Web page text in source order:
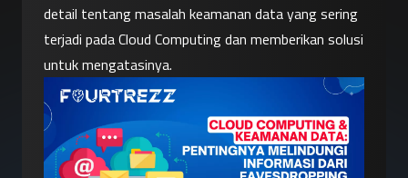
detail tentang masalah keamanan data yang sering
terjadi pada Cloud Computing dan memberikan solusi
untuk mengatasinya.